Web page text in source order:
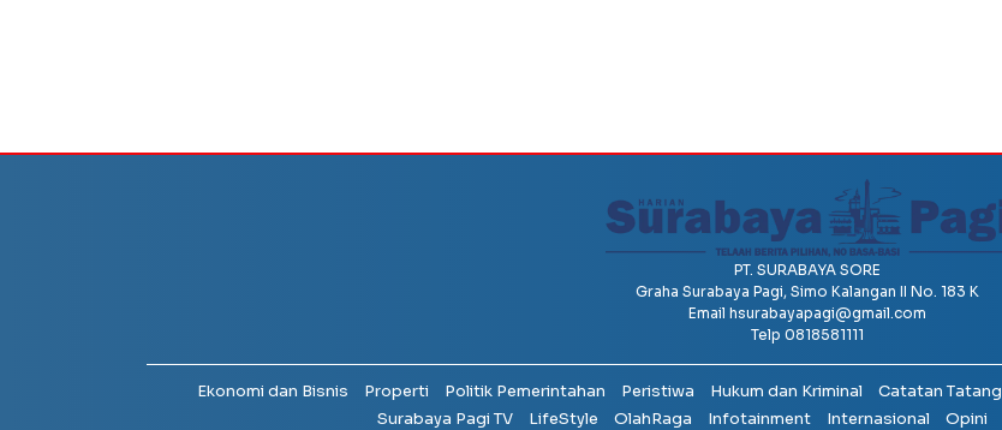
PT. SURABAYA SORE
Graha Surabaya Pagi, Simo Kalangan II No. 183 K
Email hsurabayapagi@gmail.com
Telp 0818581111
Ekonomi dan Bisnis Properti Politik Pemerintahan Peristiwa Hukum dan Kriminal Catatan Tatang
Surabaya Pagi TV
LifeStyle OlahRaga Infotainment Internasional Opini